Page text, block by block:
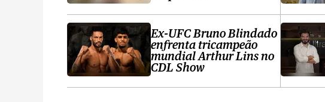
Ex-UFC Bruno Blindado
enfrenta tricampeão
mundial Arthur Lins no
CDL Show